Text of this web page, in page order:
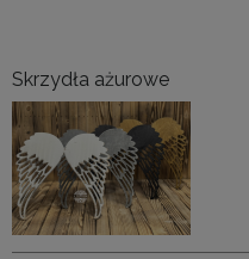
Skrzydła ażurowe